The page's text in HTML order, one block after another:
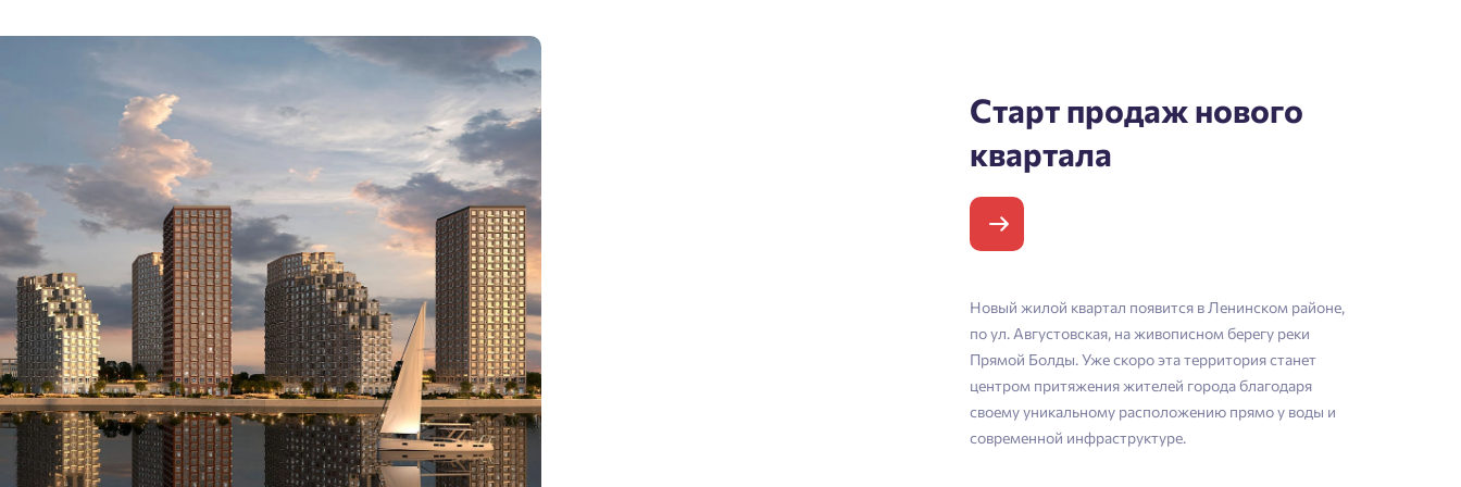
Старт продаж нового
квартала
Новый жилой квартал появится в Ленинском районе,
по ул. Августовская, на живописном берегу реки
Прямой Болды. Уже скоро эта территория станет
центром притяжения жителей города благодаря
своему уникальному расположению прямо у воды и
современной инфраструктуре.